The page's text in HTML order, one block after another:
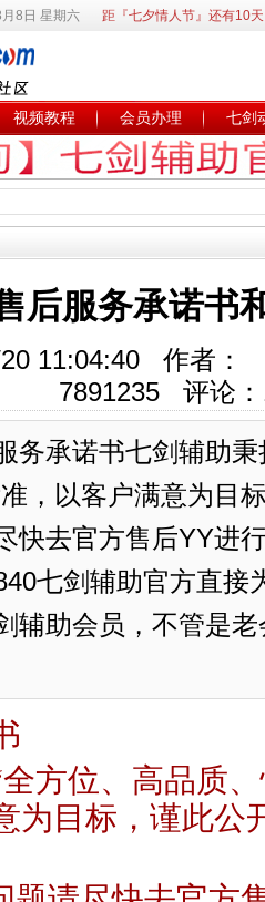
8日 星期六 距『七夕情人节』还有10天
视频教程 会员办理 七剑
后服务承诺书
20 11:04:40 作者
7891235 评论：
务承诺书七剑辅助
，以客户满意为目
快去官方售后YY进
七剑辅助官方直接
辅助会员，不管是
方位、高品质
为目标，谨此公